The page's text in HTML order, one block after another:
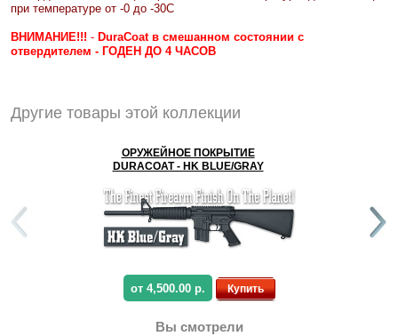
при температуре от -0 до -30С
ВНИМАНИЕ!!! - DuraCoat в смешанном состоянии с
отвердителем - ГОДЕН ДО 4 ЧАСОВ
Другие товары этой коллекции
ОРУЖЕЙНОЕ ПОКРЫТИЕ
DURACOAT - HK BLUE/GRAY
от 4,500.00 р. Купить
Вы смотрели